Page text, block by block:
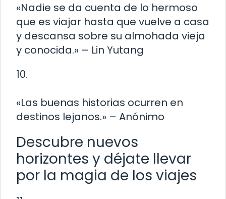
«Nadie se da cuenta de lo hermoso
que es viajar hasta que vuelve a casa
y descansa sobre su almohada vieja
y conocida.» – Lin Yutang
10.
«Las buenas historias ocurren en
destinos lejanos.» – Anónimo
Descubre nuevos
horizontes y déjate llevar
por la magia de los viajes